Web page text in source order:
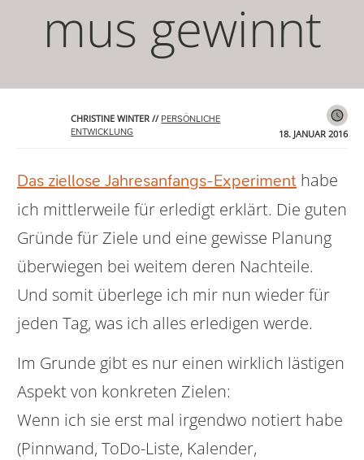
mus gewinnt
CHRISTINE WINTER // PERSÖNLICHE
ENTWICKLUNG
18. JANUAR 2016
Das ziellose Jahresanfangs-Experiment habe
ich mittlerweile für erledigt erklärt. Die guten
Gründe für Ziele und eine gewisse Planung
überwiegen bei weitem deren Nachteile.
Und somit überlege ich mir nun wieder für
jeden Tag, was ich alles erledigen werde.
Im Grunde gibt es nur einen wirklich lästigen
Aspekt von konkreten Zielen:
Wenn ich sie erst mal irgendwo notiert habe
(Pinnwand, ToDo-Liste, Kalender,